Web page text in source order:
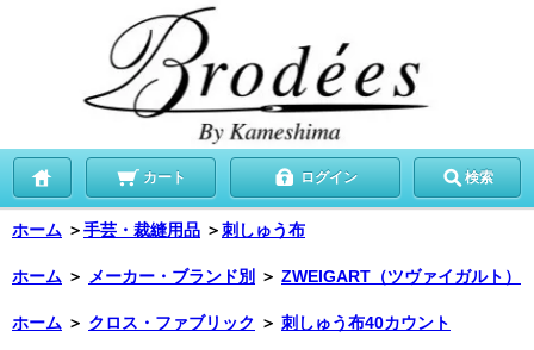
カート ログイン 検索
ホーム ＞手芸・裁縫用品 ＞刺しゅう布
ホーム ＞ メーカー・ブランド別 ＞ ZWEIGART（ツヴァイガルト）
ホーム ＞ クロス・ファブリック ＞ 刺しゅう布40カウント